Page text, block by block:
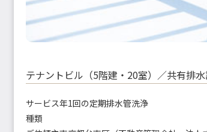
テナントビル（5階建・20室）／共有排
サービス
種類
年1回の定期排水管洗浄